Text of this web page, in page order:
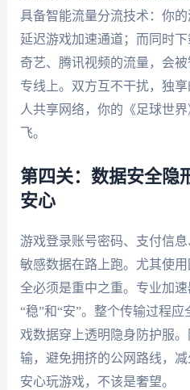
具备智能流量分流技术：你
延迟游戏加速通道；而同时
奇艺、腾讯视频的流量，会
专线上。双方互不干扰，独
人共享网络，你的《足球世
飞。
第四关：数据安全隐
安心
游戏登录账号密码、支付信
敏感数据在路上跑。尤其使
全必须是重中之重。专业加
“稳”和“安”。整个传输过程
戏数据穿上透明隐身防护服
输，避免拥挤的公网路线，减
安心玩游戏，不该是奢望。